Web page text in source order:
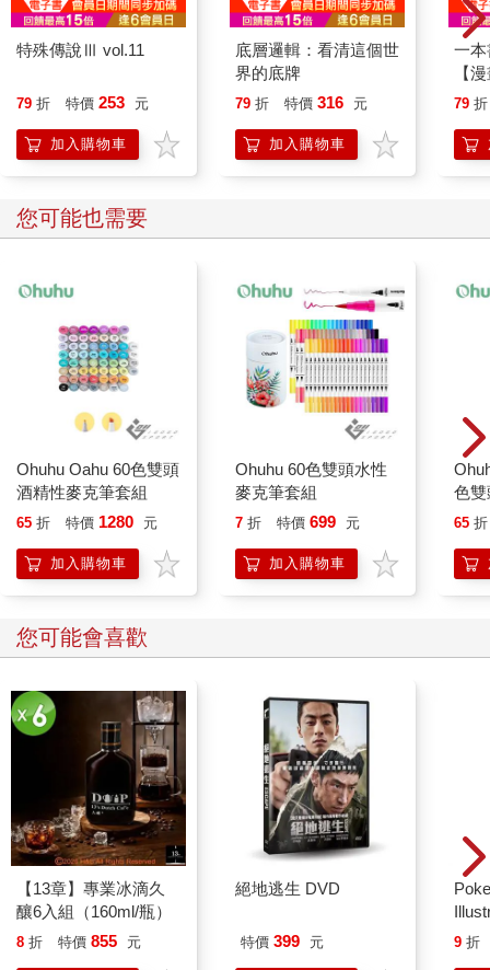
特殊傳說Ⅲ vol.11
79 折 特價 253 元
加入購物車
底層邏輯：看清這個世
界的底牌
79 折 特價 316 元
加入購物車
一
【
行
「
學方
79 折
您可能也需要
Ohuhu Oahu 60色雙頭
酒精性麥克筆套組
65 折 特價 1280 元
加入購物車
Ohuhu 60色雙頭水性
麥克筆套組
7 折 特價 699 元
加入購物車
色
組 -
65 折
您可能會喜歡
【13章】專業冰滴久
釀6入組（160ml/瓶）
8 折 特價 855 元
絕地逃生 DVD
特價 399 元 9 折